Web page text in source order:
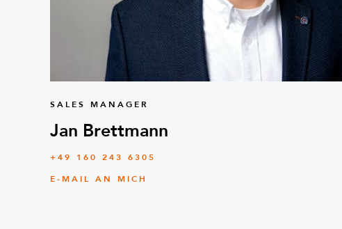
SALES MANAGER
Jan Brettmann
+49 160 243 6305
E-MAIL AN MICH